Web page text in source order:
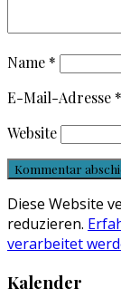
Name *
E-Mail-Adresse *
Website
Diese Website
reduzieren.
verarbeitet
Kalender